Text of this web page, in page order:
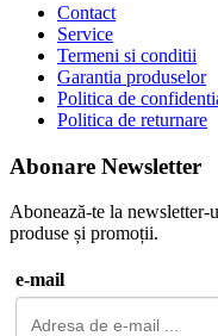
Contact
Service
Termeni si conditii
Garantia produselor
Politica de
Politica de returnare
Abonare Newsletter
Abonează-te la
produse și promoții.
e-mail